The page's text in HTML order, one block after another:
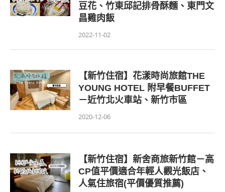
豆花、竹東邱記排骨酥麵、東門文
昌雞肉飯
2022-11-02
【新竹住宿】花漾時尚旅館THE
YOUNG HOTEL 附早餐BUFFET
－近竹北火車站、新竹市區
2020-12-06
【新竹住宿】新舍商旅新竹館－高
CP值平價適合年輕人觀光飯店、
人氣住旅宿(平價優質推薦)